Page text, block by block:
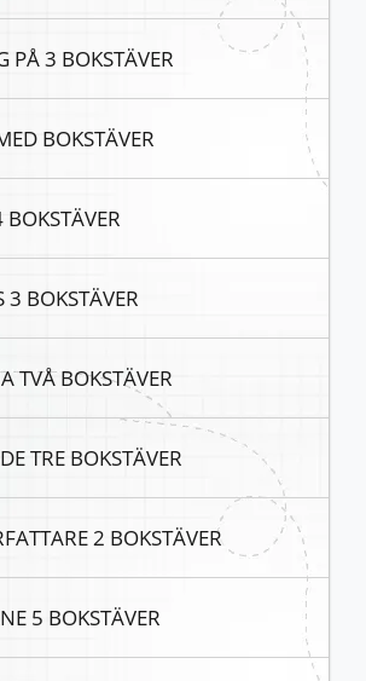
PÅ 3 BOKSTÄVER
BOKSTÄVER
3 BOKSTÄVER
TVÅ BOKSTÄVER
TRE BOKSTÄVER
2 BOKSTÄVER
5 BOKSTÄVER